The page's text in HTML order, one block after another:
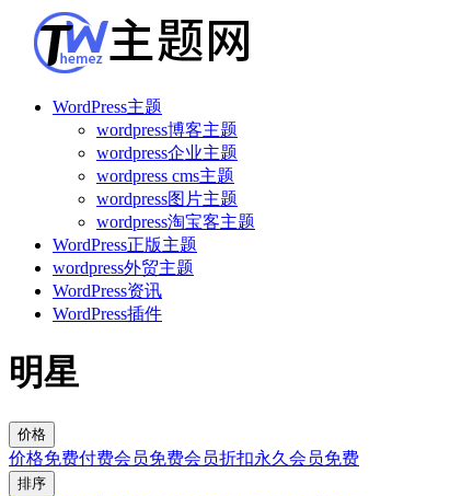
WordPress主题
wordpress博客主题
wordpress企业主题
wordpress cms主题
wordpress图片主题
wordpress淘宝客主题
WordPress正版主题
wordpress外贸主题
WordPress资讯
WordPress插件
明星
价格
价格免费付费会员免费会员折扣永久会员免费
排序